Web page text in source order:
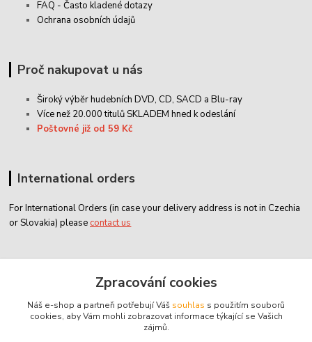
FAQ - Často kladené dotazy
Ochrana osobních údajů
Proč nakupovat u nás
Široký výběr hudebních DVD, CD,SACD a Blu-ray
Více než 20.000 titulů SKLADEM hned k odeslání
Poštovné již od 59 Kč
International orders
For International Orders (in case your delivery address is not in Czechia
or Slovakia) please contact us
classicdvd@classicdvd.cz
Zpracování cookies
Náš e-shop a partneři potřebují Váš souhlas s použitím souborů
cookies, aby Vám mohli zobrazovat informace týkající se Vašich
zájmů.